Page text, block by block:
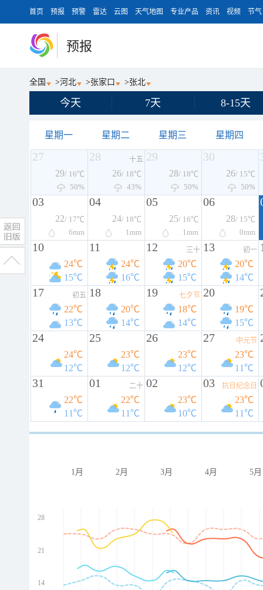
首页 预报 预警 雷达 云图 天气地图 专业产品 资讯 视频 节气
预报
全国 >河北 >张家口 >张北
今天 7天 8-15天
星期一 星期二 星期三 星期四
27
29/ 16℃
50%
28 十五
26/ 18℃
43%
29
28/ 18℃
50%
30
26/ 15℃
50%
03
22/ 17℃
6mm
04
24/ 18℃
1mm
05
25/ 16℃
1mm
06
28/ 15℃
0mm
10
24℃
15℃
11
24℃
16℃
12 三十
20℃
15℃
13 初一
20℃
14℃
17 初五
22℃
13℃
18
20℃
14℃
19 七夕节
18℃
14℃
20
19℃
15℃
24
24℃
12℃
25
23℃
12℃
26
23℃
12℃
27 中元节
23℃
11℃
31
22℃
11℃
01 二十
22℃
11℃
02
23℃
10℃
03 抗日纪念日
23℃
11℃
1月 2月 3月 4月 5月
28
21
14